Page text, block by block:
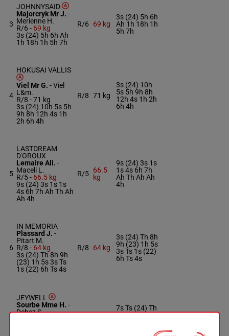
3
JOHNNYSAID
Majorcryk Mr J. -
Merienne H.
R/6 - 69 kg
3s (24) 5h 6h Ah
1h 18h 1h 5h 7h
R/6 69 kg
3s (24) 5h 6h
Ah 1h 18h 1h
5h 7h
4
HOKUSAI VALLIS
Viel Mr G. -Viel
L&m.
R/8 -71 kg
3s (24) 10h 5s 5h
9h 8h 12h 4s 1h
2h 6h 4h
R/8 71 kg
3s (24) 10h
5s 5h 9h 8h
12h 4s 1h 2h
6h 4h
5
LASTDREAM
D'OROUX
Lemaire Ali. -
Maceli L.
R/5 - 66.5 kg
9s (24) 3s 1s 1s
4s 6h 7h Ah Th Ah
Ah 4h
R/5 66.5
kg
9s (24) 3s 1s
1s 4s 6h 7h
Ah Th Ah Ah
4h
6
IN MEMORIA
Plassard J. -
Pitart M.
R/8 - 64 kg
3s (24) Th 8h 9h
(23) 1h 5s 3s Ts
1s (22) 6h Ts 4s
R/8 64 kg
3s (24) Th 8h
9h (23) 1h 5s
3s Ts 1s (22)
6h Ts 4s
JEYWELL
Sourbe Mme H. -
Dehez S.
7s Ts (24) Th
7s 7s 5s Ah